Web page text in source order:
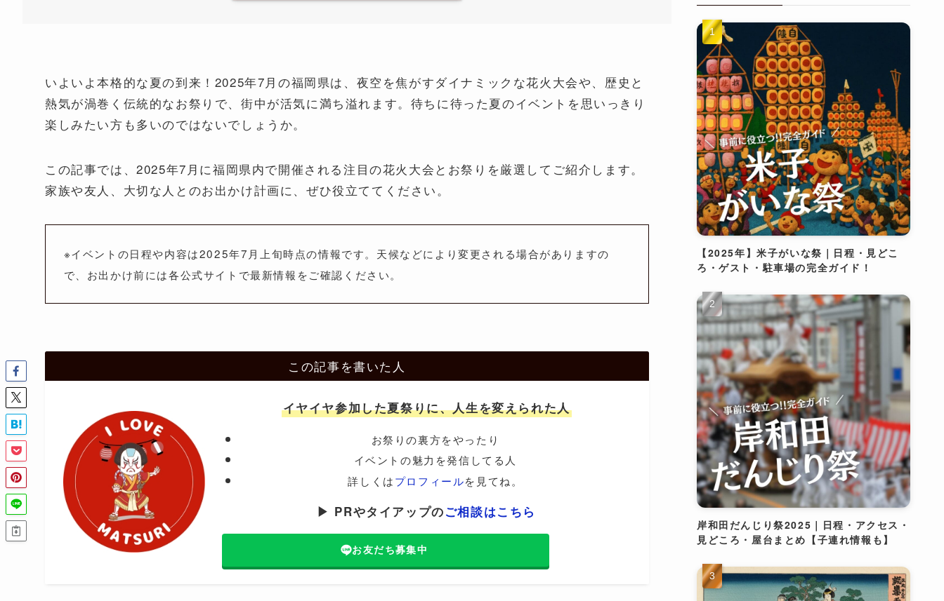
いよいよ本格的な夏の到来！2025年7月の福岡県は、夜空を焦がすダイナミックな花火大会や、歴史と
熱気が渦巻く伝統的なお祭りで、街中が活気に満ち溢れます。待ちに待った夏のイベントを思いっきり
楽しみたい方も多いのではないでしょうか。
この記事では、2025年7月に福岡県内で開催される注目の花火大会とお祭りを厳選してご紹介します。
家族や友人、大切な人とのお出かけ計画に、ぜひ役立ててください。
※イベントの日程や内容は2025年7月上旬時点の情報です。天候などにより変更される場合がありますの
で、お出かけ前には各公式サイトで最新情報をご確認ください。
この記事を書いた人
イヤイヤ参加した夏祭りに、人生を変えられた人
お祭りの裏方をやったり
イベントの魅力を発信してる人
詳しくはプロフィールを見てね。
▶ PRやタイアップのご相談はこちら
お友だち募集中
【2025年】米子がいな祭｜日程・見どこ
ろ・ゲスト・駐車場の完全ガイド！
岸和田だんじり祭2025｜日程・アクセス・
見どころ・屋台まとめ【子連れ情報も】